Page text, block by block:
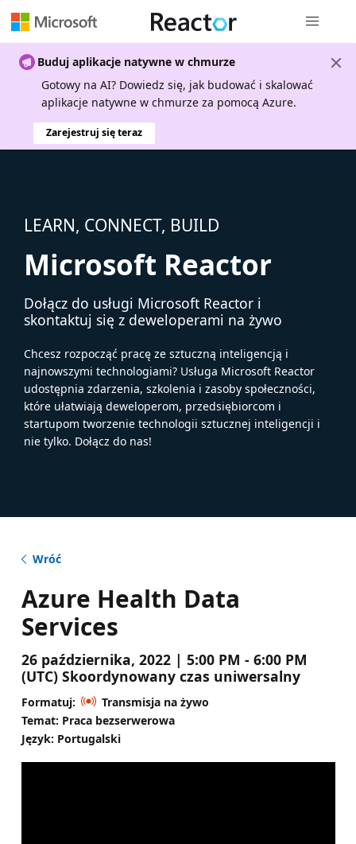
Buduj aplikacje natywne w chmurze
Gotowy na AI? Dowiedz się, jak budować i skalować
aplikacje natywne w chmurze za pomocą Azure.
Zarejestruj się teraz
LEARN, CONNECT, BUILD
Microsoft Reactor
Dołącz do usługi Microsoft Reactor i
skontaktuj się z deweloperami na żywo
Chcesz rozpocząć pracę ze sztuczną inteligencją i
najnowszymi technologiami? Usługa Microsoft Reactor
udostępnia zdarzenia, szkolenia i zasoby społeczności,
które ułatwiają deweloperom, przedsiębiorcom i
startupom tworzenie technologii sztucznej inteligencji i
nie tylko. Dołącz do nas!
Wróć
Azure Health Data
Services
26 października, 2022 | 5:00 PM - 6:00 PM
(UTC) Skoordynowany czas uniwersalny
Formatuj:
Transmisja na żywo
Temat: Praca bezserwerowa
Język: Portugalski